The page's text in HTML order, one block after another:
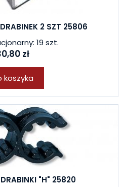
2 SZT 25806
19 szt.
zł
koszyka
"H" 25820